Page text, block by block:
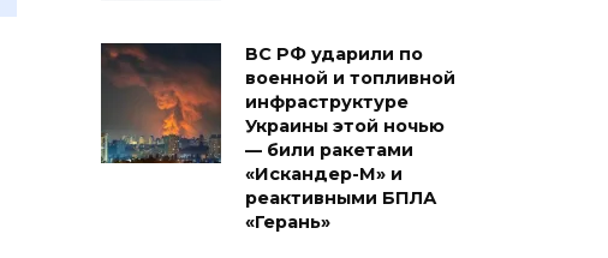
ВС РФ ударили по
военной и топливной
инфраструктуре
Украины этой ночью
— били ракетами
«Искандер-М» и
реактивными БПЛА
«Герань»